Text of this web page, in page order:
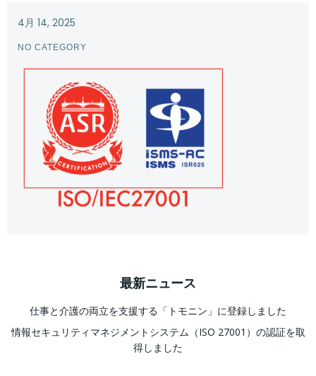
4月 14, 2025
NO CATEGORY
最新ニュース
仕事と介護の両立を支援する「トモニン」に登録しました
情報セキュリティマネジメントシステム（ISO 27001）の認証を取
得しました